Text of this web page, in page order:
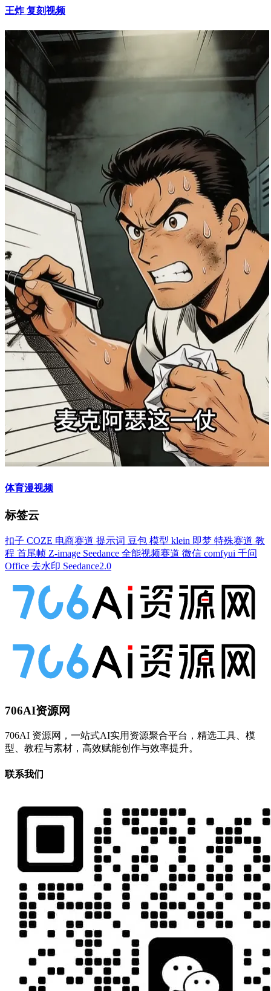
王炸 复刻视频
体育漫视频
标签云
扣子 COZE 电商赛道 提示词 豆包 模型 klein 即梦 特殊赛道 教
程 首尾帧 Z-image Seedance 全能视频赛道 微信 comfyui 千问
Office 去水印 Seedance2.0
706AI资源网
706AI 资源网，一站式AI实用资源聚合平台，精选工具、模
型、教程与素材，高效赋能创作与效率提升。
联系我们